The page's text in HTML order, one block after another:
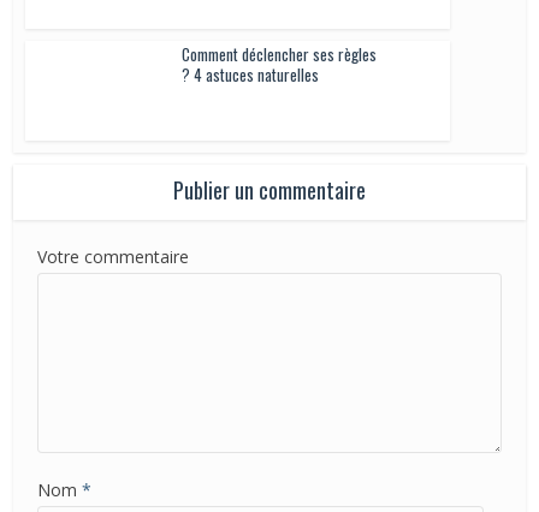
Comment déclencher ses règles
? 4 astuces naturelles
Publier un commentaire
Votre commentaire
Nom*